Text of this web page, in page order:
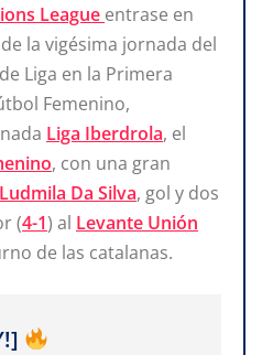
League entrase en
la vigésima jornada del
Liga en la Primera
Femenino,
Liga Iberdrola, el
, con una gran
Ludmila Da Silva, gol y dos
(4-1) al Levante Unión
de las catalanas.